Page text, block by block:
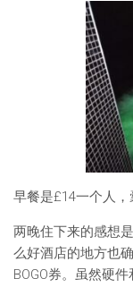
早餐是£14一个人，
两晚住下来的感想
么好酒店的地方也
BOGO券。虽然硬件